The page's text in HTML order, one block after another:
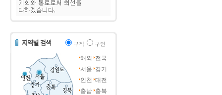
구직 구인
해외
전국
서울 경기
인천 대전
충남 충북